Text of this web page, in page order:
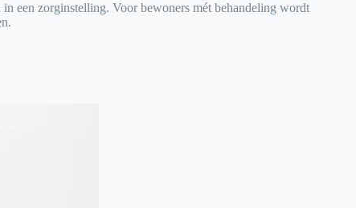
een zorginstelling. Voor bewoners mét behandeling wordt